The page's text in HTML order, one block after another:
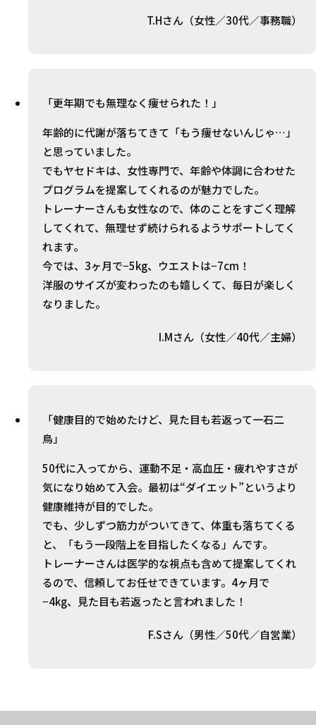
T.Hさん（女性／30代／事務職）
「更年期でも無理なく痩せられた！」
年齢的に代謝が落ちてきて「もう痩せないんじゃ…」
と思っていました。
でもヤセドキは、女性専門で、年齢や体調に合わせた
プログラムを提案してくれるのが魅力でした。
トレーナーさんも女性なので、体のことをすごく理解
してくれて、無理せず続けられるようサポートしてく
れます。
今では、3ヶ月で−5kg、ウエストは−7cm！
洋服のサイズが変わったのも嬉しくて、毎日が楽しく
なりました。
I.Mさん（女性／40代／主婦）
「健康目的で始めたけど、見た目も若返って一石二
鳥」
50代に入ってから、運動不足・高血圧・疲れやすさが
気になり始めて入会。最初は“ダイエット”というより
健康維持が目的でした。
でも、少しずつ筋力がついてきて、体重も落ちてくる
と、「もう一段階上を目指したくなる」んです。
トレーナーさんは医学的な視点も含めて提案してくれ
るので、信頼してお任せできています。4ヶ月で
−4kg、見た目も若返ったと言われました！
F.Sさん（男性／50代／自営業）